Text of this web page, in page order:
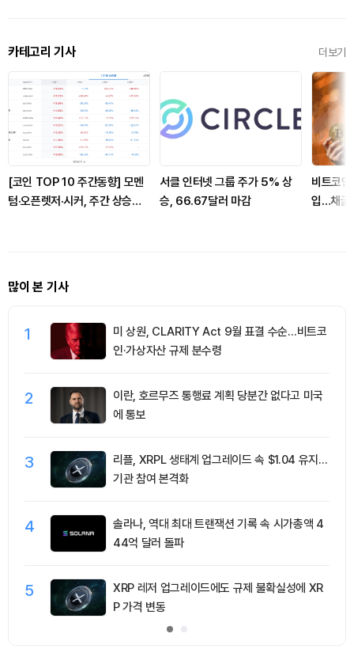
카테고리 기사 더보기
[코인 TOP 10 주간동향] 모멘
텀·오픈렛저·시커, 주간 상승률
서클 인터넷 그룹 주가 5% 상
승, 66.67달러 마감
비트코
입…채굴
많이 본 기사
1
미 상원, CLARITY Act 9월 표결 수순…비트코
인·가상자산 규제 분수령
2
이란, 호르무즈 통행료 계획 당분간 없다고 미국
에 통보
3
리플, XRPL 생태계 업그레이드 속 $1.04 유지…
기관 참여 본격화
4
솔라나, 역대 최대 트랜잭션 기록 속 시가총액 4
44억 달러 돌파
5
XRP 레저 업그레이드에도 규제 불확실성에 XR
P 가격 변동